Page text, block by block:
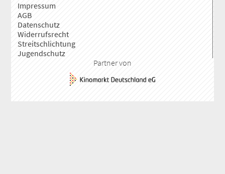
Impressum
AGB
Datenschutz
Widerrufsrecht
Streitschlichtung
Jugendschutz
Partner von